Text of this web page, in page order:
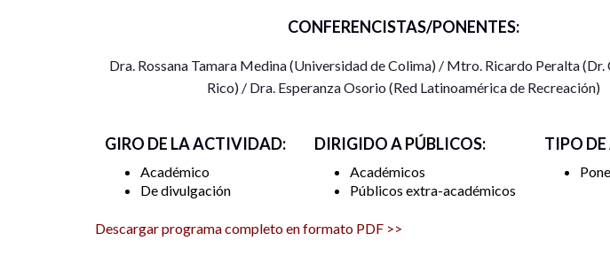
de nuevas formas de vida y fortalecer la diversidad del pensamiento crítico.
Descarga el programa completo para conocer todas las ponencias que forman parte
CONFERENCISTAS/PONENTES:
Dra. Rossana Tamara Medina (Universidad de Colima) / Mtro. Ricardo Peralta
Rico) / Dra. Esperanza Osorio (Red Latinoamérica de Recreación)
GIRO DE LA ACTIVIDAD:
Académico
De divulgación
DIRIGIDO A PÚBLICOS:
Académicos
Públicos extra-académicos
TIPO
Descargar programa completo en formato PDF >>